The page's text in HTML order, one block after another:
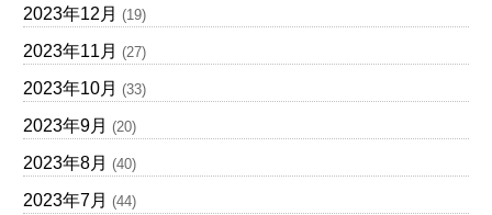
2023年12月 (19)
2023年11月 (27)
2023年10月 (33)
2023年9月 (20)
2023年8月 (40)
2023年7月 (44)